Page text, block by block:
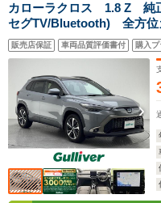
カローラクロス 1.8 Z 純
セグTV/Bluetooth) 全方
タセーフティーセンス
RCTA PXSB RSA ビル
販売店保証 車両品質評価書付 購入